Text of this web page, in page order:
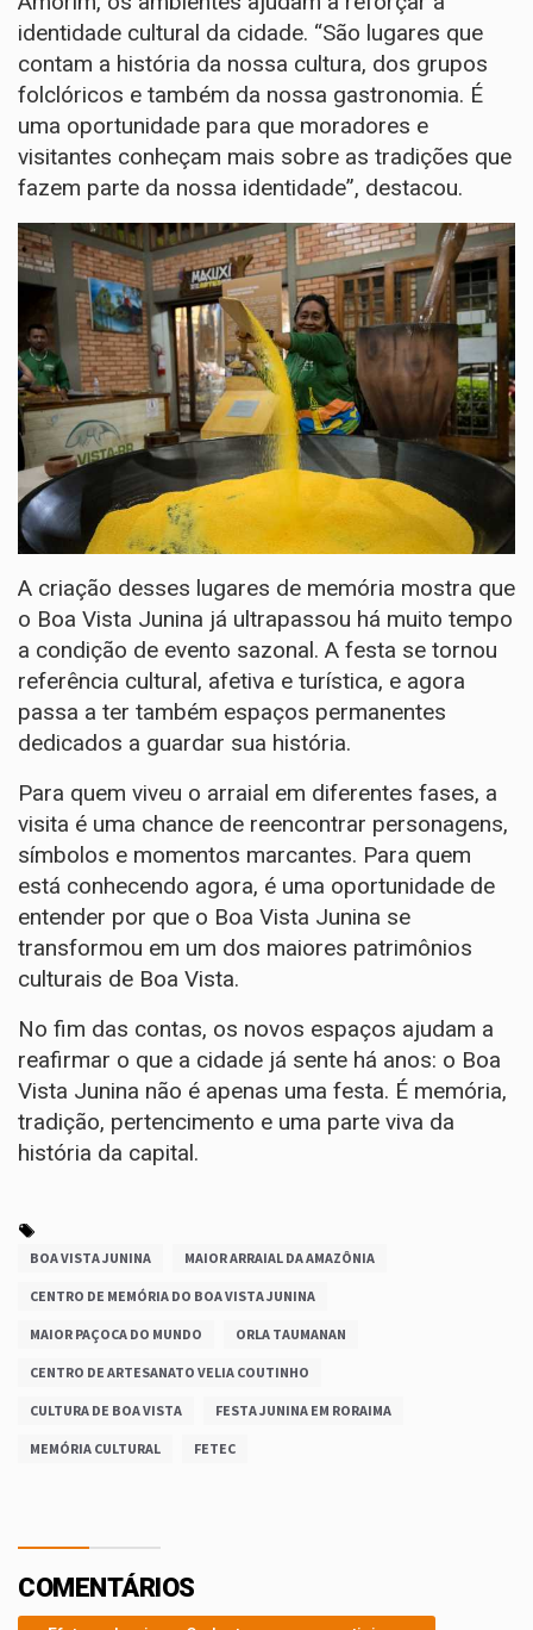
identidade cultural da cidade. “São lugares que
contam a história da nossa cultura, dos grupos
folclóricos e também da nossa gastronomia. É
uma oportunidade para que moradores e
visitantes conheçam mais sobre as tradições que
fazem parte da nossa identidade”, destacou.
A criação desses lugares de memória mostra que
o Boa Vista Junina já ultrapassou há muito tempo
a condição de evento sazonal. A festa se tornou
referência cultural, afetiva e turística, e agora
passa a ter também espaços permanentes
dedicados a guardar sua história.
Para quem viveu o arraial em diferentes fases, a
visita é uma chance de reencontrar personagens,
símbolos e momentos marcantes. Para quem
está conhecendo agora, é uma oportunidade de
entender por que o Boa Vista Junina se
transformou em um dos maiores patrimônios
culturais de Boa Vista.
No fim das contas, os novos espaços ajudam a
reafirmar o que a cidade já sente há anos: o Boa
Vista Junina não é apenas uma festa. É memória,
tradição, pertencimento e uma parte viva da
história da capital.
BOA VISTA JUNINA MAIOR ARRAIAL DA AMAZÔNIA
CENTRO DE MEMÓRIA DO BOA VISTA JUNINA
MAIOR PAÇOCA DO MUNDO ORLA TAUMANAN
CENTRO DE ARTESANATO VELIA COUTINHO
CULTURA DE BOA VISTA FESTA JUNINA EM RORAIMA
MEMÓRIA CULTURAL FETEC
COMENTÁRIOS